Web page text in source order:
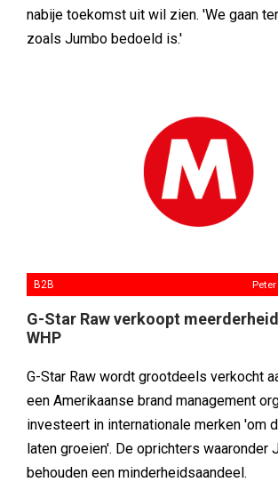
nabije toekomst uit wil zien. 'We gaan
zoals Jumbo bedoeld is.'
B2B
G-Star Raw verkoopt
WHP
G-Star Raw wordt grootdeels verkocht
een Amerikaanse brand management
investeert in internationale merken 'om
laten groeien'. De oprichters waaronder
behouden een minderheidsaandeel.